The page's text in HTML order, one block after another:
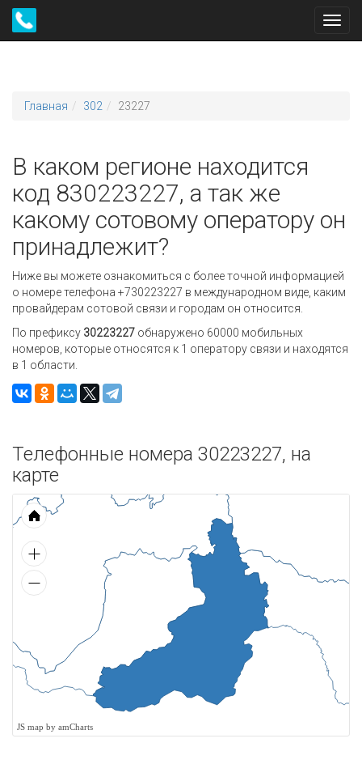
Главная 302 23227
В каком регионе находится
код 830223227, а так же
какому сотовому оператору он
принадлежит?
Ниже вы можете ознакомиться с более точной информацией
о номере телефона +730223227 в международном виде, каким
провайдерам сотовой связи и городам он относится.
По префиксу 30223227 обнаружено 60000 мобильных
номеров, которые относятся к 1 оператору связи и находятся
в 1 области.
Телефонные номера 30223227, на
карте
JS map by amCharts